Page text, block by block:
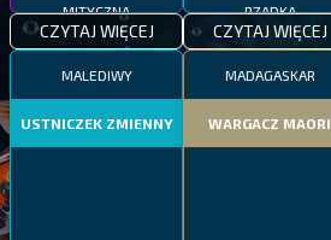
MITYCZNA
CZYTAJ WIĘCEJ
RZADKA
CZYTAJ WIĘCEJ
MALEDIWY
USTNICZEK ZMIENNY
MADAGASKAR
WARGACZ MAORI